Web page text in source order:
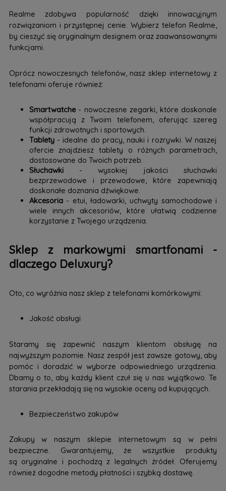
Realme zdobywa popularność dzięki innowacyjnym
rozwiązaniom i przystępnej cenie. Wybierz telefon Realme,
by cieszyć się oryginalnym designem oraz zaawansowanymi
funkcjami.
Oprócz nowoczesnych telefonów, nasz sklep internetowy z
telefonami oferuje również:
Smartwatche- nowoczesne zegarki, które doskonale
współpracują z Twoim telefonem, oferując szereg
funkcji zdrowotnych i sportowych.
Tablety- idealne do pracy, nauki i rozrywki. W naszej
ofercie znajdziesz tablety o różnych parametrach,
dostosowane do Twoich potrzeb.
Słuchawki- wysokiej jakości słuchawki
bezprzewodowe i przewodowe, które zapewniają
doskonałe doznania dźwiękowe.
Akcesoria- etui, ładowarki, uchwyty samochodowe i
wiele innych akcesoriów, które ułatwią codzienne
korzystanie z Twojego urządzenia.
Sklep z markowymi smartfonami -
dlaczego Deluxury?
Oto, co wyróżnia nasz sklep z telefonami komórkowymi:
Jakość obsługi
Staramy się zapewnić naszym klientom obsługę na
najwyższym poziomie. Nasz zespół jest zawsze gotowy, aby
pomóc i doradzić w wyborze odpowiedniego urządzenia.
Dbamy o to, aby każdy klient czuł się u nas wyjątkowo. Te
starania przekładają się na wysokie oceny od kupujących.
Bezpieczeństwo zakupów
Zakupy w naszym sklepie internetowym są w pełni
bezpieczne. Gwarantujemy, że wszystkie produkty
są oryginalne i pochodzą z legalnych źródeł. Oferujemy
również dogodne metody płatności i szybką dostawę.